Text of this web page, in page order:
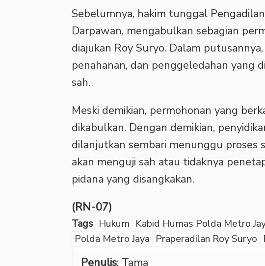
‎Sebelumnya, hakim tunggal
Darpawan, mengabulkan sebagian
diajukan Roy Suryo. Dalam
penahanan, dan penggeledahan yang
sah.
‎Meski demikian, permohonan yang
dikabulkan. Dengan demikian,
dilanjutkan sembari menunggu proses
akan menguji sah atau tidaknya
pidana yang disangkakan.
(RN-07)
Tags Hukum Kabid Humas Polda Metro
Polda Metro Jaya Praperadilan Roy Suryo
Penulis: Tama